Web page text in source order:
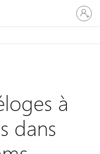
vous
à
compte
à
dans